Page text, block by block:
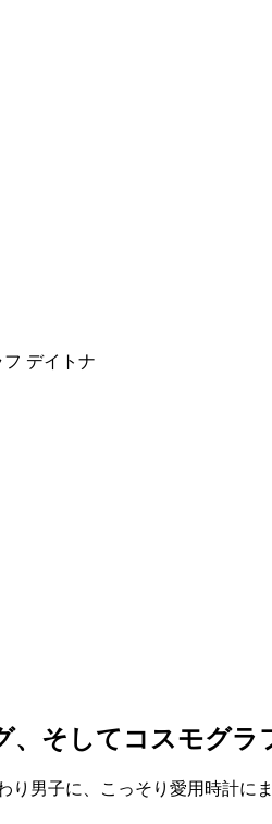
デイトナ
、そしてコスモグラ
男子に、こっそり愛用時計